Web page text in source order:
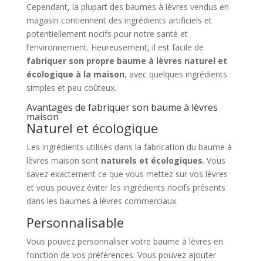
Cependant, la plupart des baumes à lèvres vendus en
magasin contiennent des ingrédients artificiels et
potentiellement nocifs pour notre santé et
l’environnement. Heureusement, il est facile de
fabriquer son propre baume à lèvres naturel et
écologique à la maison, avec quelques ingrédients
simples et peu coûteux.
Avantages de fabriquer son baume à lèvres
maison
Naturel et écologique
Les ingrédients utilisés dans la fabrication du baume à
lèvres maison sont naturels et écologiques. Vous
savez exactement ce que vous mettez sur vos lèvres
et vous pouvez éviter les ingrédients nocifs présents
dans les baumes à lèvres commerciaux.
Personnalisable
Vous pouvez personnaliser votre baume à lèvres en
fonction de vos préférences. Vous pouvez ajouter